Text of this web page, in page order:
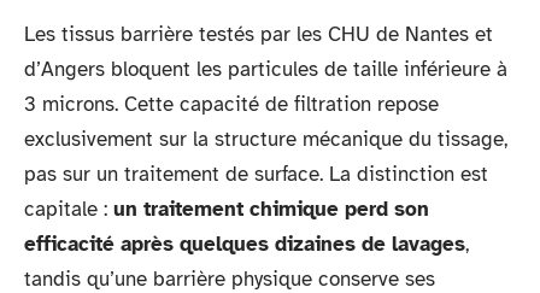
Les tissus barrière testés par les CHU de Nantes et
d’Angers bloquent les particules de taille inférieure à
3 microns. Cette capacité de filtration repose
exclusivement sur la structure mécanique du tissage,
pas sur un traitement de surface. La distinction est
capitale : un traitement chimique perd son
efficacité après quelques dizaines de lavages,
tandis qu’une barrière physique conserve ses